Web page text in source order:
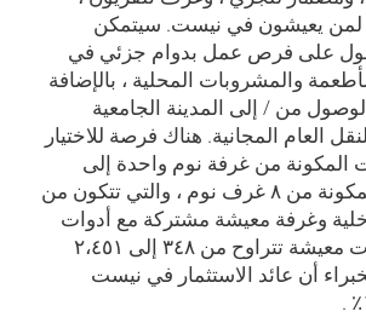
لمن يعيشون في نيست. سيتمكن
على فرص عمل بدوام جزئي في
والمشروبات المحلية ، بالإضافة
من / إلى المدينة الجامعية
العام المجانية. هناك فرصة للاختيار
من غرفة نوم واحدة إلى
وحدة ذا نيست المكونة من ۸ غرف نوم ، والتي تتكون من
وغرفة معيشة مشتركة مع أدوات
المطبخ ، بمساحات معيشة تتراوح من ۳٤۸ إلى ۲،٤٥۱
أن عائد الاستثمار في نيست